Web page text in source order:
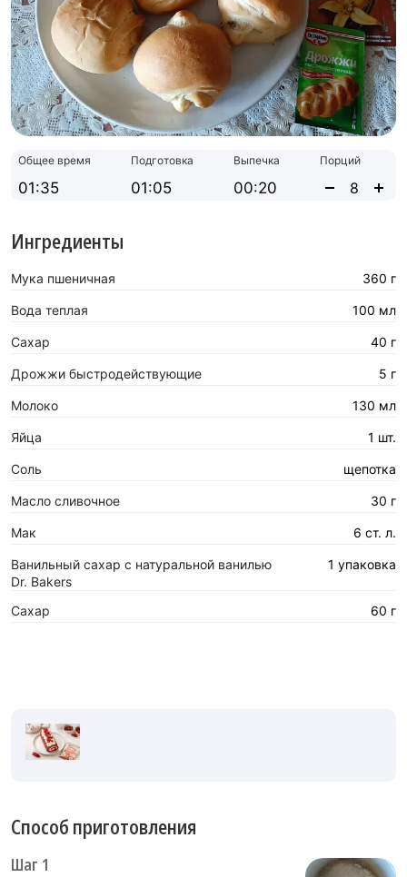
Общее время
01:35
Подготовка
01:05
Выпечка
00:20
Порций
Ингредиенты
Мука пшеничная 360 г
Вода теплая 100 мл
Сахар 40 г
Дрожжи быстродействующие 5 г
Молоко 130 мл
Яйца 1 шт.
Соль щепотка
Масло сливочное 30 г
Мак 6 ст. л.
Ванильный сахар с натуральной ванилью
Dr. Bakers
1 упаковка
Сахар 60 г
Способ приготовления
Шаг 1